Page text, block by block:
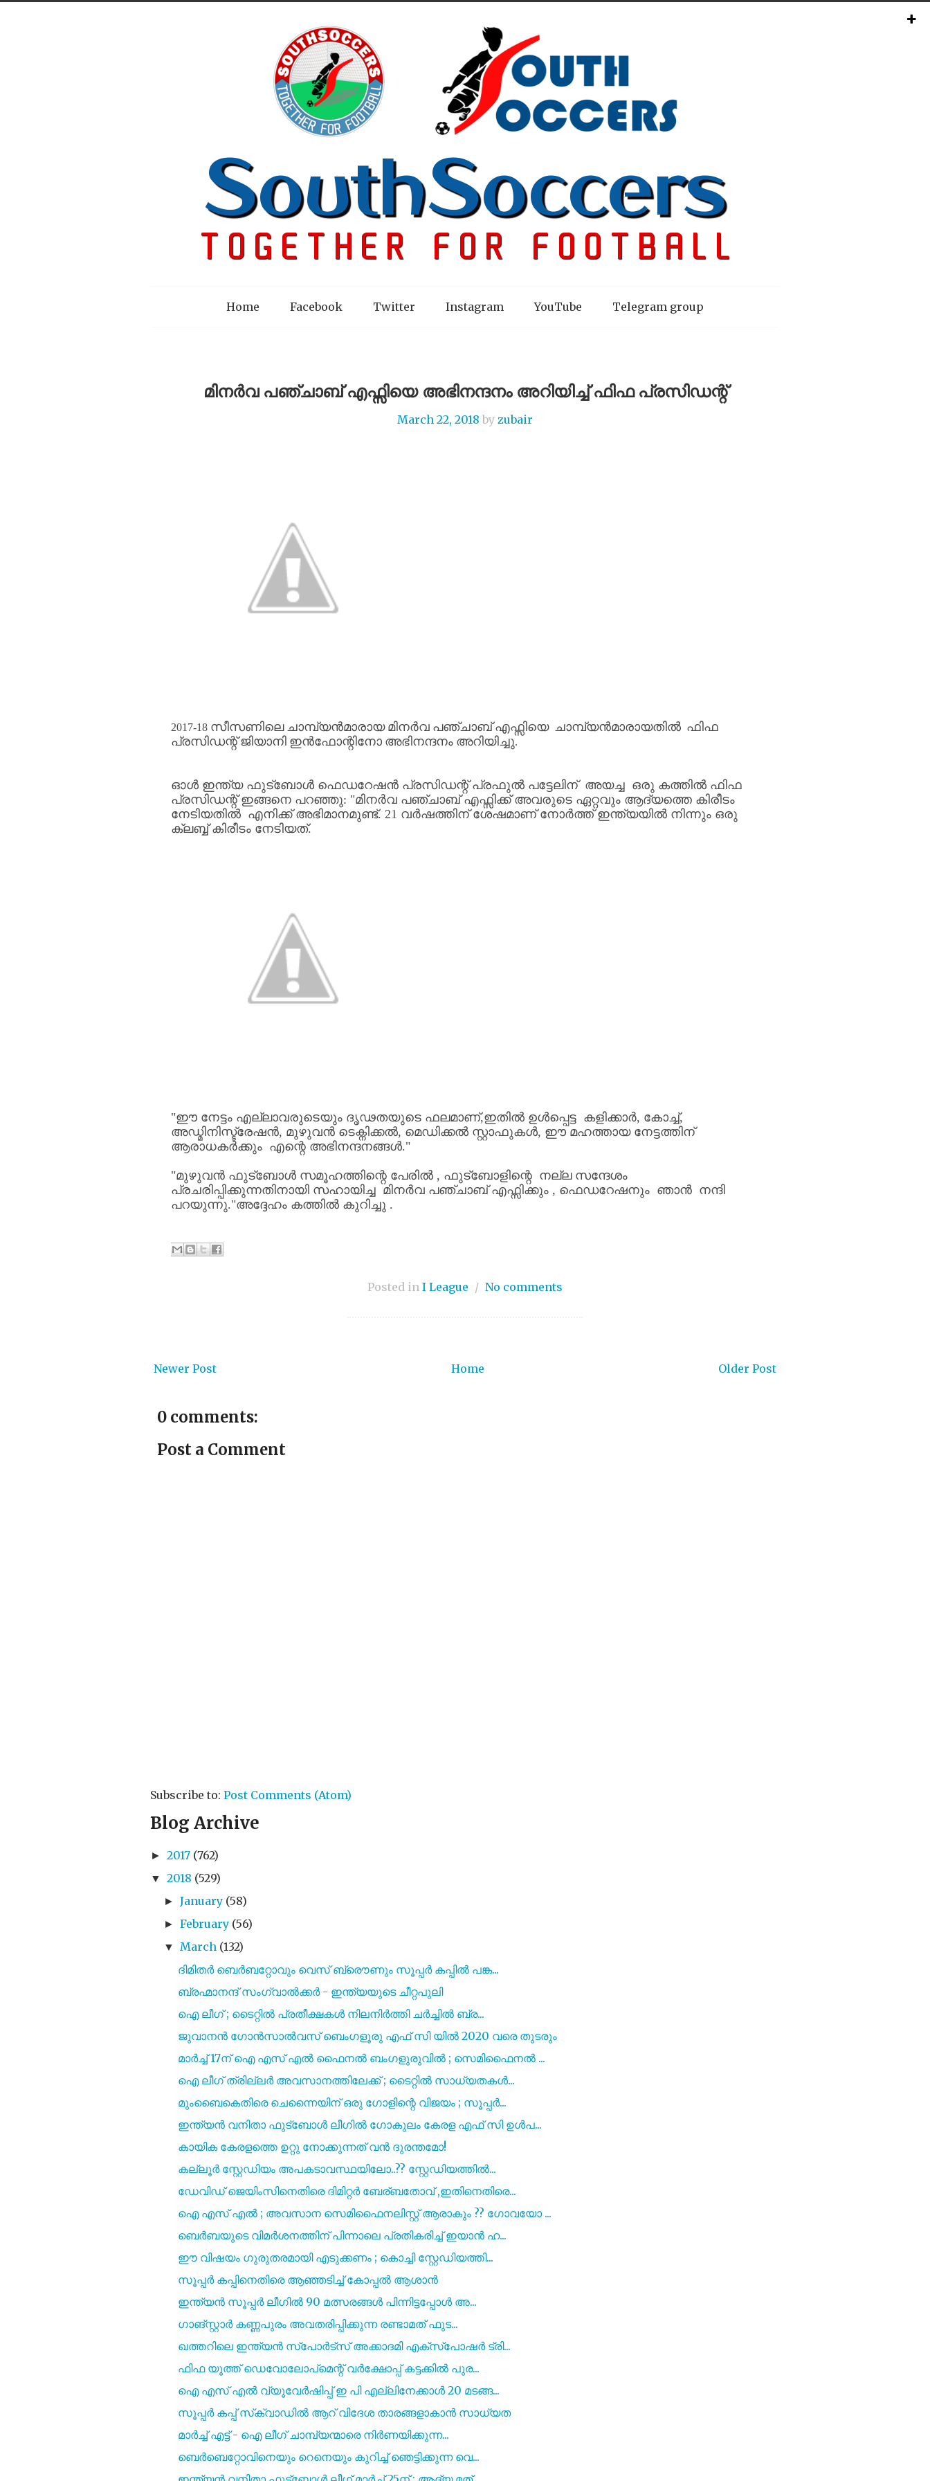
Home Facebook Twitter Instagram YouTube Telegram group
മിനർവ പഞ്ചാബ് എഫ്സിയെ അഭിനന്ദനം അറിയിച്ച് ഫിഫ പ്രസിഡന്റ്
March 22, 2018 by zubair
2017-18 സീസണിലെ ചാമ്പ്യൻമാരായ മിനർവ പഞ്ചാബ് എഫ്സിയെ ചാമ്പ്യൻമാരായതിൽ ഫിഫ
പ്രസിഡന്റ് ജിയാനി ഇൻഫോന്റിനോ അഭിനന്ദനം അറിയിച്ചു.
ഓൾ ഇന്ത്യ ഫുട്ബോൾ ഫെഡറേഷൻ പ്രസിഡന്റ് പ്രഫുൽ പട്ടേലിന് അയച്ച ഒരു കത്തിൽ ഫിഫ
പ്രസിഡന്റ് ഇങ്ങനെ പറഞ്ഞു: "മിനർവ പഞ്ചാബ് എഫ്സിക്ക് അവരുടെ ഏറ്റവും ആദ്യത്തെ കിരീടം
നേടിയതിൽ എനിക്ക് അഭിമാനമുണ്ട്. 21 വർഷത്തിന് ശേഷമാണ് നോർത്ത് ഇന്ത്യയിൽ നിന്നും ഒരു
ക്ലബ്ബ് കിരീടം നേടിയത്.
"ഈ നേട്ടം എല്ലാവരുടെയും ദൃഢതയുടെ ഫലമാണ്,ഇതിൽ ഉൾപ്പെട്ട കളിക്കാർ, കോച്ച്,
അഡ്മിനിസ്ട്രേഷൻ, മുഴുവൻ ടെക്നിക്കൽ, മെഡിക്കൽ സ്റ്റാഫുകൾ, ഈ മഹത്തായ നേട്ടത്തിന്
ആരാധകർക്കും എന്റെ അഭിനന്ദനങ്ങൾ."
"മുഴുവൻ ഫുട്ബോൾ സമൂഹത്തിന്റെ പേരിൽ , ഫുട്ബോളിന്റെ നല്ല സന്ദേശം
പ്രചരിപ്പിക്കുന്നതിനായി സഹായിച്ച മിനർവ പഞ്ചാബ് എഫ്സിക്കും , ഫെഡറേഷനും ഞാൻ നന്ദി
പറയുന്നു."അദ്ദേഹം കത്തിൽ കുറിച്ചു .
Posted in I League / No comments
Newer Post Older Post
Home
0 comments:
Post a Comment
Subscribe to: Post Comments (Atom)
Blog Archive
► 2017 (762)
▼ 2018 (529)
►January (58)
►February (56)
▼ March (132)
ദിമിതർ ബെർബറ്റോവും വെസ് ബ്രൌണും സൂപ്പർ കപ്പിൽ പങ്ക...
ബ്രഹ്മാനന്ദ് സംഗ്വാല്‍ക്കര്‍ - ഇന്ത്യയുടെ ചീറ്റപുലി
ഐ ലീഗ് ; ടൈറ്റിൽ പ്രതീക്ഷകൾ നിലനിർത്തി ചർച്ചിൽ ബ്ര...
ജുവാനൻ ഗോൻസാൽവസ് ബെംഗളൂരു എഫ് സി യിൽ 2020 വരെ തുടരും
മാർച്ച് 17ന് ഐ എസ്‌ എൽ ഫൈനൽ ബംഗളുരുവിൽ ; സെമിഫൈനൽ ...
ഐ ലീഗ് ത്രില്ലർ അവസാനത്തിലേക്ക് ; ടൈറ്റിൽ സാധ്യതകൾ...
മുംബൈകെതിരെ ചെന്നൈയിന് ഒരു ഗോളിന്റെ വിജയം ; സൂപ്പർ...
ഇന്ത്യൻ വനിതാ ഫുട്ബോൾ ലീഗിൽ ഗോകുലം കേരള എഫ് സി ഉൾപ...
കായിക കേരളത്തെ ഉറ്റു നോക്കുന്നത് വൻ ദുരന്തമോ!
കല്ലൂർ സ്റ്റേഡിയം അപകടാവസ്ഥയിലോ..?? സ്റ്റേഡിയത്തിൽ...
ഡേവിഡ് ജെയിംസിനെതിരെ ദിമിറ്റർ ബേര്ബതോവ് ,ഇതിനെതിരെ...
ഐ എസ്‌ എൽ ; അവസാന സെമിഫൈനലിസ്റ്റ് ആരാകും ?? ഗോവയോ ...
ബെർബയുടെ വിമർശനത്തിന് പിന്നാലെ പ്രതികരിച്ച് ഇയാൻ ഹ...
ഈ വിഷയം ഗുരുതരമായി എടുക്കണം ; കൊച്ചി സ്റ്റേഡിയത്തി...
സൂപ്പർ കപ്പിനെതിരെ ആഞ്ഞടിച്ച് കോപ്പൽ ആശാൻ
ഇന്ത്യൻ സൂപ്പർ ലീഗിൽ 90 മത്സരങ്ങൾ പിന്നിട്ടപ്പോൾ അ...
ഗാങ്സ്റ്റാർ കണ്ണപുരം അവതരിപ്പിക്കുന്ന രണ്ടാമത് ഫുട...
ഖത്തറിലെ ഇന്ത്യൻ സ്പോർട്സ് അക്കാദമി എക്സ്പോഷർ ട്രി...
ഫിഫ യൂത്ത് ഡെവോലോപ്മെന്റ് വർക്ഷോപ്പ് കട്ടക്കിൽ പുര...
ഐ എസ്‌ എൽ വ്യൂവേർഷിപ്പ് ഇ പി എല്ലിനേക്കാൾ 20 മടങ്ങ...
സൂപ്പർ കപ്പ് സ്‌ക്വാഡിൽ ആറ് വിദേശ താരങ്ങളാകാൻ സാധ്യത
മാർച്ച് എട്ട് - ഐ ലീഗ് ചാമ്പ്യന്മാരെ നിർണയിക്കുന്ന...
ബെർബെറ്റോവിനെയും റെനെയും കുറിച്ച് ഞെട്ടിക്കുന്ന വെ...